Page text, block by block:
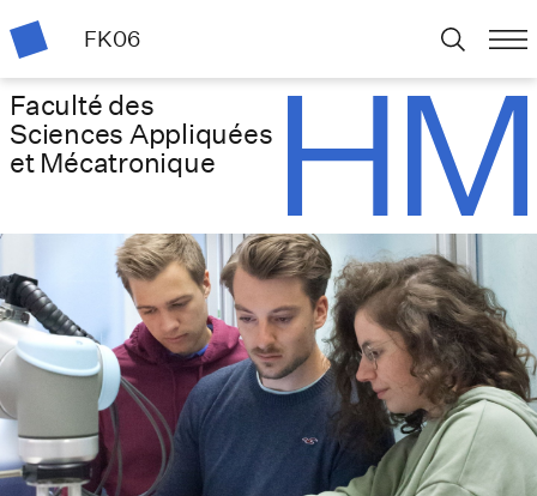
FK06
Faculté des
Sciences Appliquées
et Mécatronique